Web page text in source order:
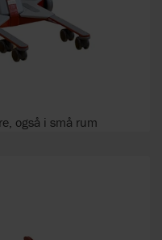
også i små rum